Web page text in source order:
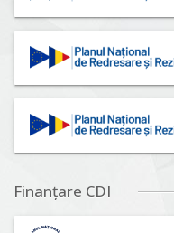
Finanțare CDI